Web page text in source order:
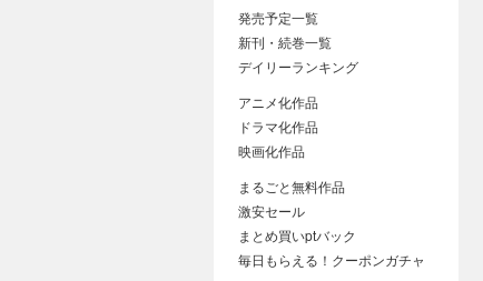
発売予定一覧
新刊・続巻一覧
デイリーランキング
アニメ化作品
ドラマ化作品
映画化作品
まるごと無料作品
激安セール
まとめ買いptバック
毎日もらえる！クーポンガチャ